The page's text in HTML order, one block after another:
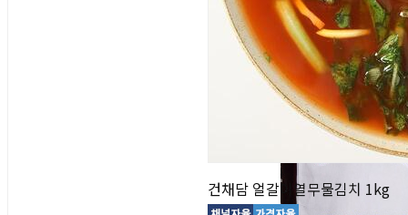
건채담 얼갈이열무물김치 1kg